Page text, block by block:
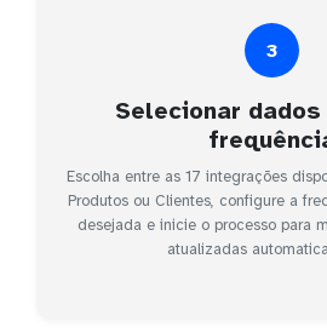
3
Selecionar
Escolha entre as 17 integrações
Produtos ou Clientes, configure a
desejada e inicie o processo para
atualizadas